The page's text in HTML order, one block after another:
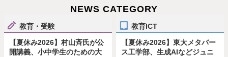
NEWS CATEGORY
教育・受験
【夏休み2026】村山斉氏が公
開講義、小中学生のための大
教育ICT
【夏休み2026】東大メタバー
ス工学部、生成AIなどジュニ